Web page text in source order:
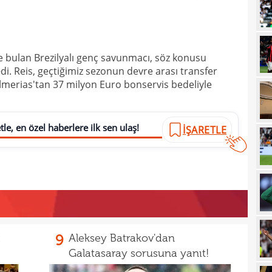
Brezilyalı genç savunmacı, söz konusu
Reis, geçtiğimiz sezonun devre arası transfer
37 milyon Euro bonservis bedeliyle
en özel haberlere ilk sen ulaş! İŞARETLE
9 Aleksey Batrakov'dan
Galatasaray sorusuna yanıt!